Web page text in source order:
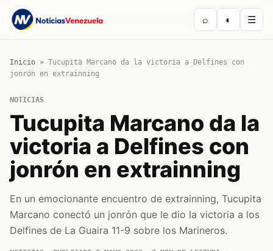
⌕ ◐ ☰
Inicio » Tucupita Marcano da la victoria a Delfines con
jonrón en extrainning
NOTICIAS
Tucupita Marcano da la
victoria a Delfines con
jonrón en extrainning
En un emocionante encuentro de extrainning, Tucupita
Marcano conectó un jonrón que le dio la victoria a los
Delfines de La Guaira 11-9 sobre los Marineros.